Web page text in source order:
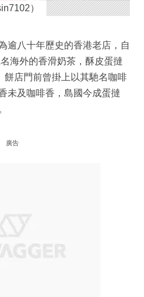
）
逾八十年歷史的香港老店，自
海外的香滑奶茶，酥皮蛋撻
餅店門前曾掛上以其馳名咖啡
未及咖啡香，島國今成蛋撻
廣告